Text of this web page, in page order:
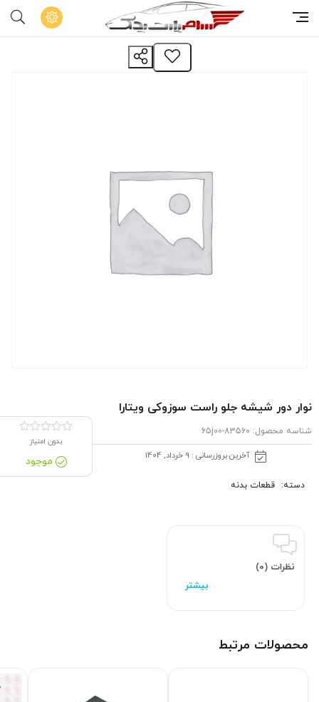
نوار دور شیشه جلو راست سوزوکی ویتارا
شناسه محصول: 83560-65j00
آخرین بروزرسانی : 9 خرداد, 1404
بدون امتیاز
موجود
دسته: قطعات بدنه
نظرات (0)
محصولات مرتبط